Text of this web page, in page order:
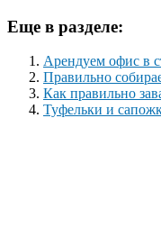
Еще в разделе:
Арендуем офис в
Правильно
Как правильно
Туфельки и